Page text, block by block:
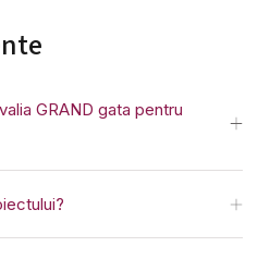
GRAND gata pentru